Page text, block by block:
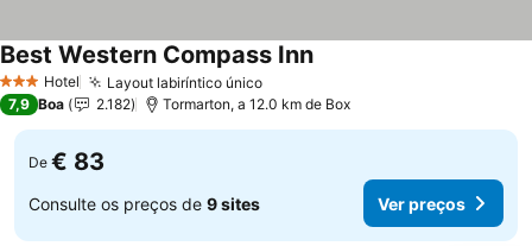
3 EstrelasHotel Layout labiríntico único
Best Western Compass Inn
7,9 Boa 2.182 Tormarton, a 12.0 km de Box
De € 83
Consulte os preços de 9 sites Ver preços